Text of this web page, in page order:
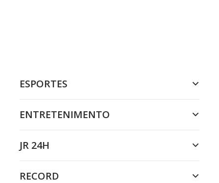
ESPORTES
ENTRETENIMENTO
JR 24H
RECORD